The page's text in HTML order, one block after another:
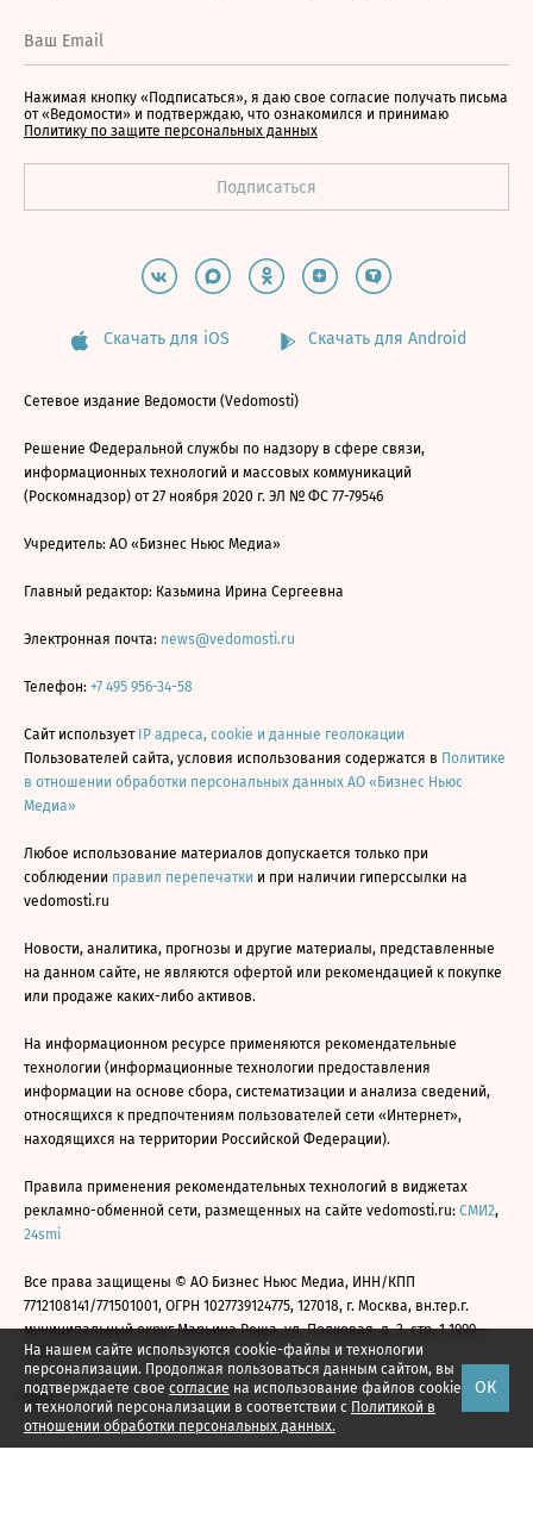
На нашем сайте используются cookie-файлы и технологии
персонализации. Продолжая пользоваться данным сайтом, вы
подтверждаете свое согласие на использование файлов cookie
и технологий персонализации в соответствии с Политикой в
отношении обработки персональных данных.
ОК
Нажимая кнопку «Подписаться», я даю свое согласие получать письма
от «Ведомости» и подтверждаю, что ознакомился и принимаю
Политику по защите персональных данных
Скачать для iOS Скачать для Android
Сетевое издание Ведомости (Vedomosti)
Решение Федеральной службы по надзору в сфере связи,
информационных технологий и массовых коммуникаций
(Роскомнадзор) от 27 ноября 2020 г. ЭЛ № ФС 77-79546
Учредитель: АО «Бизнес Ньюс Медиа»
Главный редактор: Казьмина Ирина Сергеевна
Электронная почта: news@vedomosti.ru
Телефон: +7 495 956-34-58
Сайт использует IP адреса, cookie и данные геолокации
Пользователей сайта, условия использования содержатся в Политике
в отношении обработки персональных данных АО «Бизнес Ньюс
Медиа»
Любое использование материалов допускается только при
соблюдении правил перепечатки и при наличии гиперссылки на
vedomosti.ru
Новости, аналитика, прогнозы и другие материалы, представленные
на данном сайте, не являются офертой или рекомендацией к покупке
или продаже каких-либо активов.
На информационном ресурсе применяются рекомендательные
технологии (информационные технологии предоставления
информации на основе сбора, систематизации и анализа сведений,
относящихся к предпочтениям пользователей сети «Интернет»,
находящихся на территории Российской Федерации).
Правила применения рекомендательных технологий в виджетах
рекламно-обменной сети, размещенных на сайте vedomosti.ru: СМИ2,
24smi
Все права защищены © АО Бизнес Ньюс Медиа, ИНН/КПП
7712108141/771501001, ОГРН 1027739124775, 127018, г. Москва, вн.тер.г.
муниципальный округ Марьина Роща, ул. Полковая, д. 3, стр. 1 1999—
2026